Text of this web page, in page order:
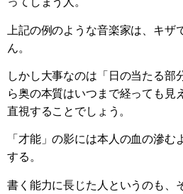
上記の例のような音楽家は、キ
ん。
しかし大事なのは「日の当たる部
ら奥の本質はいつまで経っても見
直視することでしょう。
「才能」の影には本人の血の滲
する。
書く能力に長じた人というのも、